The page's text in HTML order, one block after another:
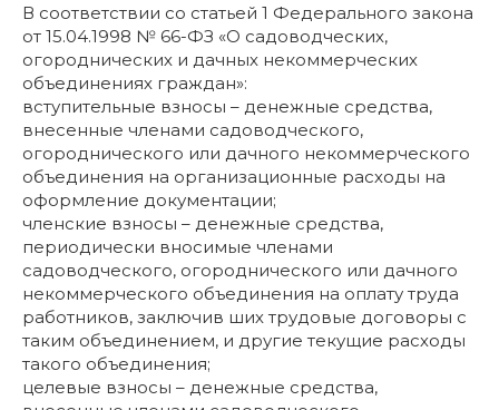
В соответствии со статьей 1 Федерального закона
от 15.04.1998 № 66-ФЗ «О садоводческих,
огороднических и дачных некоммерческих
объединениях граждан»:
вступительные взносы – денежные средства,
внесенные членами садоводческого,
огороднического или дачного некоммерческого
объединения на организационные расходы на
оформление документации;
членские взносы – денежные средства,
периодически вносимые членами
садоводческого, огороднического или дачного
некоммерческого объединения на оплату труда
работников, заключив ших трудовые договоры с
таким объединением, и другие текущие расходы
такого объединения;
целевые взносы – денежные средства,